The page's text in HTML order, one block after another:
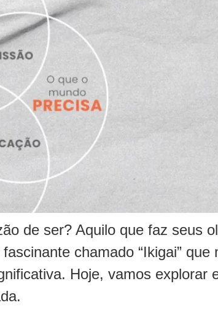
de ser? Aquilo que faz seus
chamado “Ikigai” que
Hoje, vamos explorar